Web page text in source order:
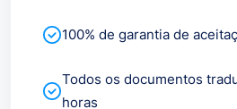
100% de garantia de
Todos os documentos
horas